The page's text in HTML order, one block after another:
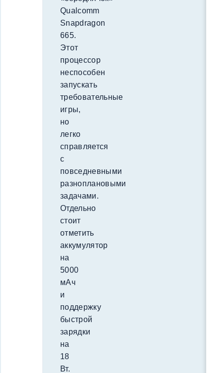
Qualcomm
Snapdragon
665.
Этот
процессор
неспособен
запускать
требовательные
игры,
но
легко
справляется
с
повседневными
разноплановыми
задачами.
Отдельно
стоит
отметить
аккумулятор
на
5000
мАч
и
поддержку
быстрой
зарядки
на
18
Вт.